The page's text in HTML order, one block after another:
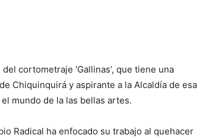
cortometraje ‘Gallinas’, que tiene una
Chiquinquirá y aspirante a la Alcaldía de esa
mundo de la las bellas artes.
Radical ha enfocado su trabajo al quehacer